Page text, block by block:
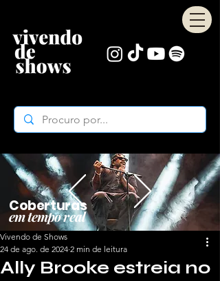
Coberturas
em tempo real
Ally Brooke estreia no
Vivendo de Shows
24 de ago. de 2024 2 min de leitura